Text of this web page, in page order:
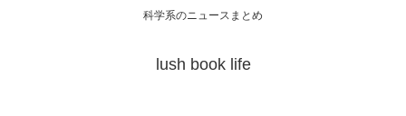
科学系のニュースまとめ
lush book life